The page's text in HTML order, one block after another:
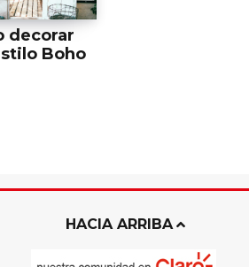
decorar
Boho
HACIA ARRIBA